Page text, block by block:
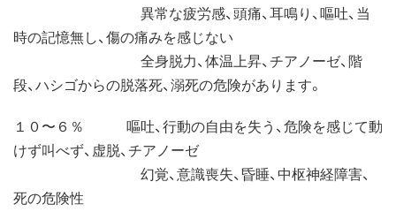
異常な疲労感、頭痛、耳鳴り、嘔吐、当
時の記憶無し、傷の痛みを感じない
全身脱力、体温上昇、チアノーゼ、階
段、ハシゴからの脱落死、溺死の危険があります。
１０〜６％ 嘔吐、行動の自由を失う、危険を感じて動
けず叫べず、虚脱、チアノーゼ
幻覚、意識喪失、昏睡、中枢神経障害、
死の危険性